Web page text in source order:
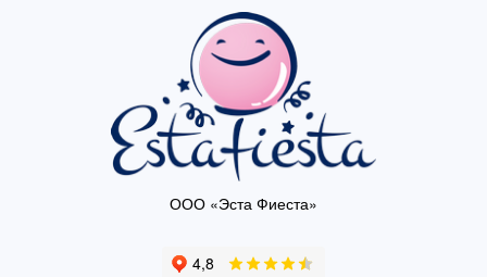
ООО «Эста Фиеста»